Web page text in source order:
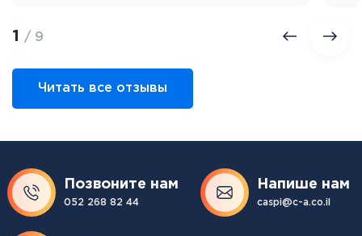
1 / 9
Читать все отзывы
Позвоните нам
052 268 82 44
Напише нам
caspi@c-a.co.il